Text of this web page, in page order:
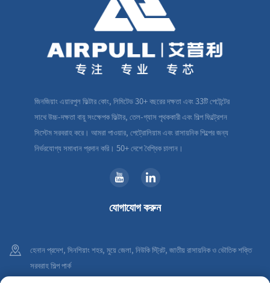
জিনজিয়াং এয়ারপুল ফিল্টার কোং, লিমিটেড 30+ বছরের দক্ষতা এবং 33টি পেটেন্টের
সাথে উচ্চ-দক্ষতা বায়ু সংক্ষেপক ফিল্টার, তেল-গ্যাস পৃথককারী এবং শিল্প ফিল্ট্রেশন
সিস্টেম সরবরাহ করে। আমরা পাওয়ার, পেট্রোলিয়াম এবং রাসায়নিক শিল্পের জন্য
নির্ভরযোগ্য সমাধান প্রদান করি। 50+ দেশে বৈশ্বিক চালান।
যোগাযোগ করুন
হেনান প্রদেশ, সিনশিয়াং শহর, মুয়ে জেলা, নিউকি স্ট্রিট, জাতীয় রাসায়নিক ও ভৌতিক শক্তি
সরবরাহ শিল্প পার্ক